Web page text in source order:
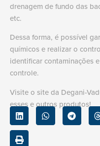
drenagem de fundo das
etc.
Dessa forma, é possível
químicos e realizar o
identificar contaminações
controle.
Visite o site da Degani-
esses e outros produtos!